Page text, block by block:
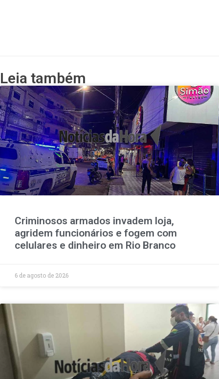
Leia também
Criminosos armados invadem loja,
agridem funcionários e fogem com
celulares e dinheiro em Rio Branco
6 de agosto de 2026